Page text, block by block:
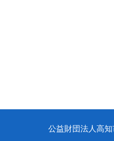
公益財団法人高